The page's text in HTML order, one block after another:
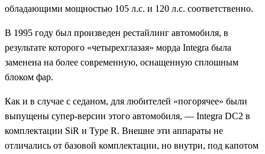
обладающими мощностью 105 л.с. и 120 л.с. соответственно.
В 1995 году был произведен рестайлинг автомобиля, в
результате которого «четырехглазая» морда Integra была
заменена на более современную, оснащенную сплошным
блоком фар.
Как и в случае с седаном, для любителей «погорячее» были
выпущены супер-версии этого автомобиля, — Integra DC2 в
комплектации SiR и Type R. Внешне эти аппараты не
отличались от базовой комплектации, но внутри, под капотом